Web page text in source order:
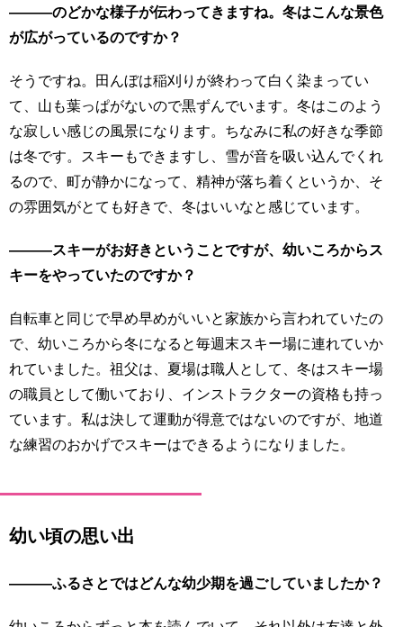
―――のどかな様子が伝わってきますね。冬はこんな景色
が広がっているのですか？
そうですね。田んぼは稲刈りが終わって白く染まってい
て、山も葉っぱがないので黒ずんでいます。冬はこのよう
な寂しい感じの風景になります。ちなみに私の好きな季節
は冬です。スキーもできますし、雪が音を吸い込んでくれ
るので、町が静かになって、精神が落ち着くというか、そ
の雰囲気がとても好きで、冬はいいなと感じています。
―――スキーがお好きということですが、幼いころからス
キーをやっていたのですか？
自転車と同じで早め早めがいいと家族から言われていたの
で、幼いころから冬になると毎週末スキー場に連れていか
れていました。祖父は、夏場は職人として、冬はスキー場
の職員として働いており、インストラクターの資格も持っ
ています。私は決して運動が得意ではないのですが、地道
な練習のおかげでスキーはできるようになりました。
幼い頃の思い出
―――ふるさとではどんな幼少期を過ごしていましたか？